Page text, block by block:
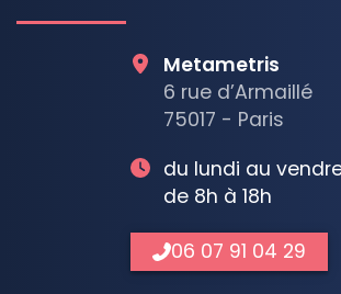
Metametris
6 rue d’Armaillé
75017 - Paris
du lundi au
de 8h à 18h
06 07 91 04 29